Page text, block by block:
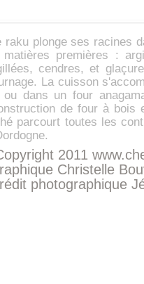
raku plonge ses racines
premières :
, cendres, et
La cuisson
ou dans un four
de four à
parcourt toutes les
2011
Christelle
photographique